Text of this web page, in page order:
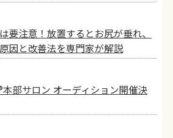
要注意！放置するとお尻が垂れ、
因と改善法を専門家が解説
本部サロン オーディション開催決